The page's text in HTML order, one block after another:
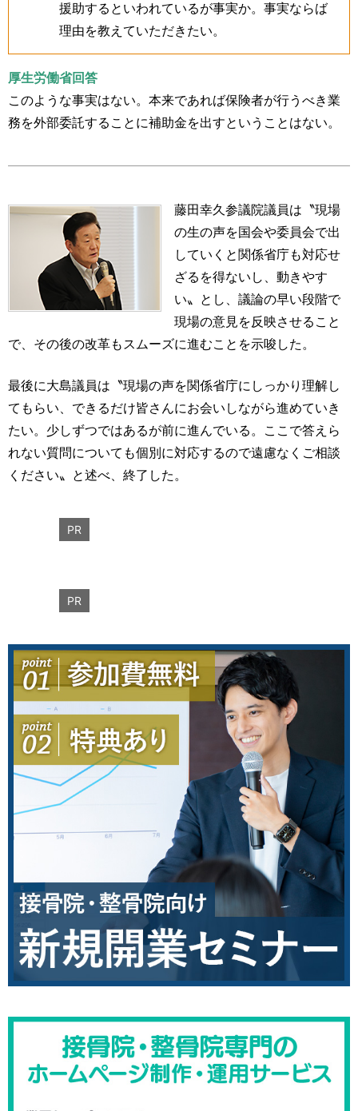
援助するといわれているが事実か。事実ならば
理由を教えていただきたい。
厚生労働省回答
このような事実はない。本来であれば保険者が行うべき業
務を外部委託することに補助金を出すということはない。
藤田幸久参議院議員は〝現場
の生の声を国会や委員会で出
していくと関係省庁も対応せ
ざるを得ないし、動きやす
い〟とし、議論の早い段階で
現場の意見を反映させること
で、その後の改革もスムーズに進むことを示唆した。
最後に大島議員は〝現場の声を関係省庁にしっかり理解し
てもらい、できるだけ皆さんにお会いしながら進めていき
たい。少しずつではあるが前に進んでいる。ここで答えら
れない質問についても個別に対応するので遠慮なくご相談
ください〟と述べ、終了した。
PR
PR